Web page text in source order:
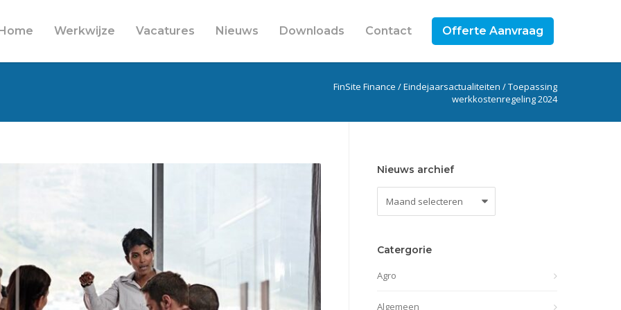
Werkwijze Vacatures Nieuws Downloads Contact Offerte Aanvraag
FinSite Finance /Eindejaarsactualiteiten /Toepassing
werkkostenregeling 2024
Nieuws archief
Catergorie
Agro
Algemeen